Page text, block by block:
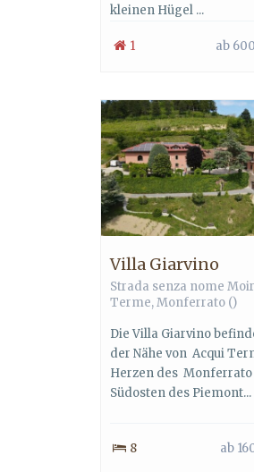
kleinen Hügel ...
1 ab
Villa Giarvino
Strada senza nome
Terme,Monferrato ()
Die Villa Giarvino
der Nähe von Acqui
Herzen des
Südosten des Piemont...
8 ab